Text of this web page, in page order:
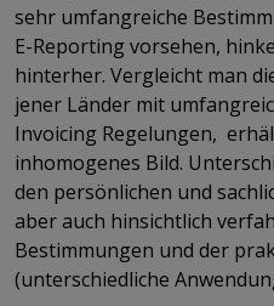
sehr umfangreiche
E-Reporting vorsehen,
hinterher. Vergleicht man
jener Länder mit
Invoicing Regelungen,
inhomogenes Bild.
den persönlichen und
aber auch hinsichtlich
Bestimmungen und der
(unterschiedliche